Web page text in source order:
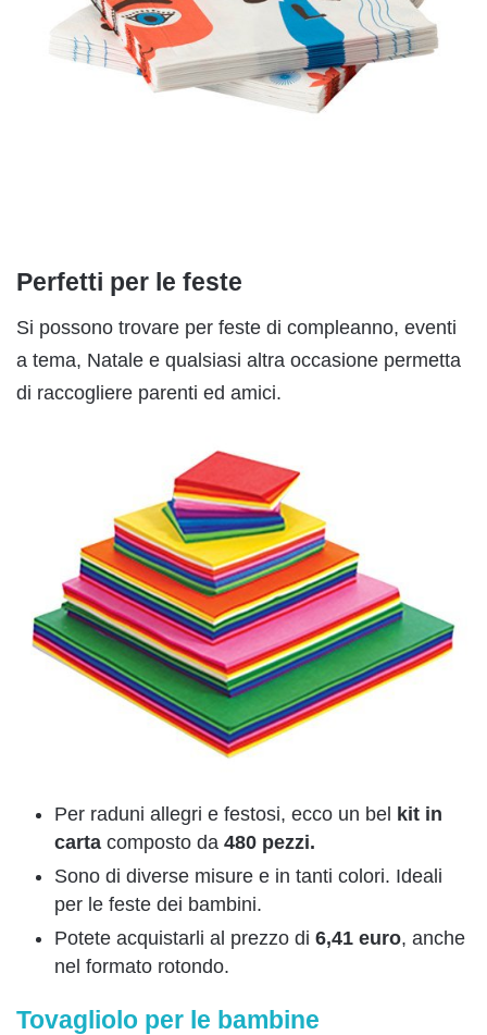
Perfetti per le feste
Si possono trovare per feste di compleanno, eventi
a tema, Natale e qualsiasi altra occasione permetta
di raccogliere parenti ed amici.
Per raduni allegri e festosi, ecco un bel kit in
carta composto da 480 pezzi.
Sono di diverse misure e in tanti colori. Ideali
per le feste dei bambini.
Potete acquistarli al prezzo di 6,41 euro, anche
nel formato rotondo.
Tovagliolo per le bambine